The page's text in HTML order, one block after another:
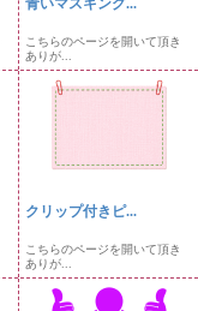
青いマスキング...
こちらのページを開いて頂き
ありが...
クリップ付きピ...
こちらのページを開いて頂き
ありが...